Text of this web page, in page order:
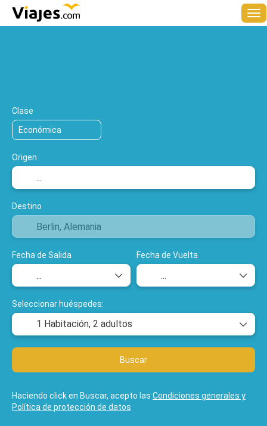
Clase
Origen
Destino
Fecha de Salida Fecha de Vuelta
Seleccionar huéspedes:
1 Habitación, 2 adultos
Buscar
Haciendo click en Buscar, acepto las Condiciones generales y
Política de protección de datos